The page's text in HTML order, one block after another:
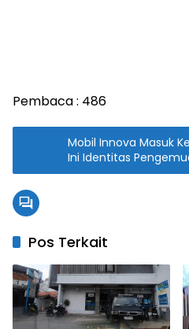
Pembaca : 486
Mobil Innova Masuk
Ini Identitas
Pos Terkait